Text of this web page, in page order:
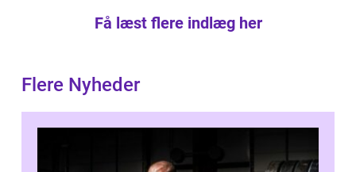
Få læst flere indlæg her
Flere Nyheder